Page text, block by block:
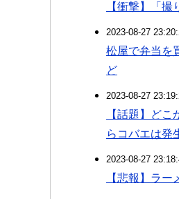
【衝撃】「
2023-08-27
松屋で弁当を
ど
2023-08-27
【話題】ど
らコバエは発
2023-08-27
【悲報】ラ